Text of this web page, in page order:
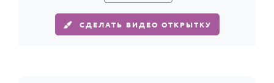
СДЕЛАТЬ ВИДЕО ОТКРЫТКУ